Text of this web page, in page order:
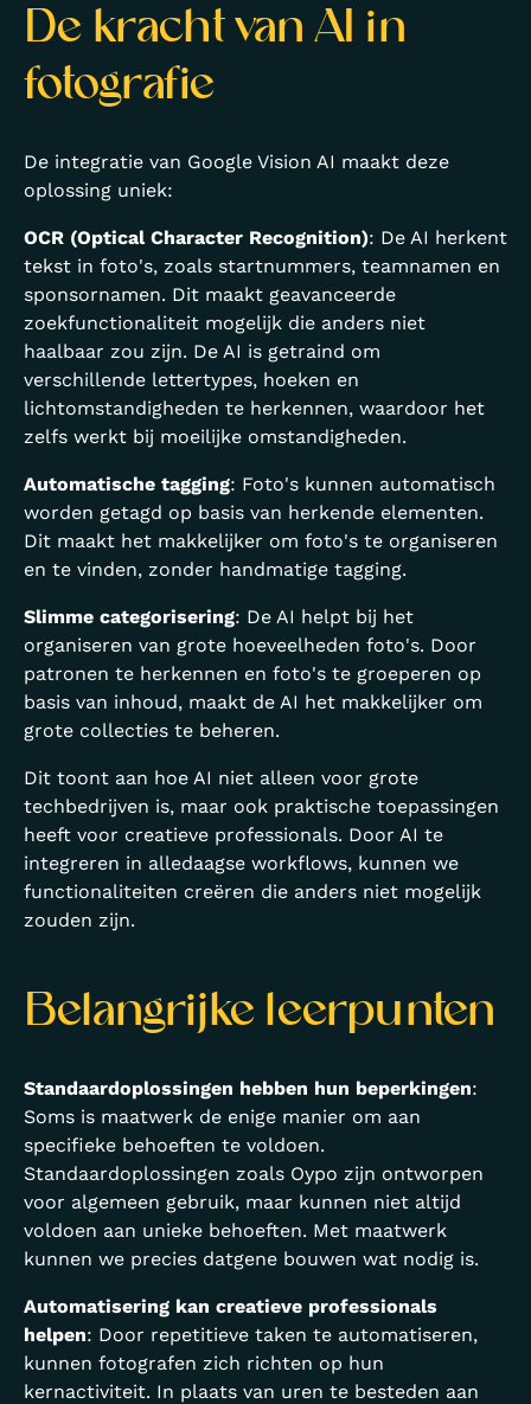
De kracht van AI in
fotografie
De integratie van Google Vision AI maakt deze
oplossing uniek:
OCR (Optical Character Recognition): De AI herkent
tekst in foto's, zoals startnummers, teamnamen en
sponsornamen. Dit maakt geavanceerde
zoekfunctionaliteit mogelijk die anders niet
haalbaar zou zijn. De AI is getraind om
verschillende lettertypes, hoeken en
lichtomstandigheden te herkennen, waardoor het
zelfs werkt bij moeilijke omstandigheden.
Automatische tagging: Foto's kunnen automatisch
worden getagd op basis van herkende elementen.
Dit maakt het makkelijker om foto's te organiseren
en te vinden, zonder handmatige tagging.
Slimme categorisering: De AI helpt bij het
organiseren van grote hoeveelheden foto's. Door
patronen te herkennen en foto's te groeperen op
basis van inhoud, maakt de AI het makkelijker om
grote collecties te beheren.
Dit toont aan hoe AI niet alleen voor grote
techbedrijven is, maar ook praktische toepassingen
heeft voor creatieve professionals. Door AI te
integreren in alledaagse workflows, kunnen we
functionaliteiten creëren die anders niet mogelijk
zouden zijn.
Belangrijke leerpunten
Standaardoplossingen hebben hun beperkingen:
Soms is maatwerk de enige manier om aan
specifieke behoeften te voldoen.
Standaardoplossingen zoals Oypo zijn ontworpen
voor algemeen gebruik, maar kunnen niet altijd
voldoen aan unieke behoeften. Met maatwerk
kunnen we precies datgene bouwen wat nodig is.
Automatisering kan creatieve professionals
helpen: Door repetitieve taken te automatiseren,
kunnen fotografen zich richten op hun
kernactiviteit. In plaats van uren te besteden aan